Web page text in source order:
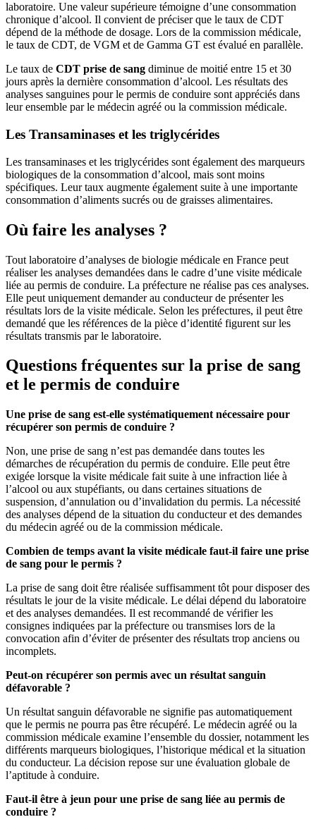
laboratoire. Une valeur supérieure témoigne d’une consommation
chronique d’alcool. Il convient de préciser que le taux de CDT
dépend de la méthode de dosage. Lors de la commission médicale,
le taux de CDT, de VGM et de Gamma GT est évalué en parallèle.
Le taux de CDT prise de sang diminue de moitié entre 15 et 30
jours après la dernière consommation d’alcool. Les résultats des
analyses sanguines pour le permis de conduire sont appréciés dans
leur ensemble par le médecin agréé ou la commission médicale.
Les Transaminases et les triglycérides
Les transaminases et les triglycérides sont également des marqueurs
biologiques de la consommation d’alcool, mais sont moins
spécifiques. Leur taux augmente également suite à une importante
consommation d’aliments sucrés ou de graisses alimentaires.
Où faire les analyses ?
Tout laboratoire d’analyses de biologie médicale en France peut
réaliser les analyses demandées dans le cadre d’une visite médicale
liée au permis de conduire. La préfecture ne réalise pas ces analyses.
Elle peut uniquement demander au conducteur de présenter les
résultats lors de la visite médicale. Selon les préfectures, il peut être
demandé que les références de la pièce d’identité figurent sur les
résultats transmis par le laboratoire.
Questions fréquentes sur la prise de sang
et le permis de conduire
Une prise de sang est-elle systématiquement nécessaire pour
récupérer son permis de conduire ?
Non, une prise de sang n’est pas demandée dans toutes les
démarches de récupération du permis de conduire. Elle peut être
exigée lorsque la visite médicale fait suite à une infraction liée à
l’alcool ou aux stupéfiants, ou dans certaines situations de
suspension, d’annulation ou d’invalidation du permis. La nécessité
des analyses dépend de la situation du conducteur et des demandes
du médecin agréé ou de la commission médicale.
Combien de temps avant la visite médicale faut-il faire une prise
de sang pour le permis ?
La prise de sang doit être réalisée suffisamment tôt pour disposer des
résultats le jour de la visite médicale. Le délai dépend du laboratoire
et des analyses demandées. Il est recommandé de vérifier les
consignes indiquées par la préfecture ou transmises lors de la
convocation afin d’éviter de présenter des résultats trop anciens ou
incomplets.
Peut-on récupérer son permis avec un résultat sanguin
défavorable ?
Un résultat sanguin défavorable ne signifie pas automatiquement
que le permis ne pourra pas être récupéré. Le médecin agréé ou la
commission médicale examine l’ensemble du dossier, notamment les
différents marqueurs biologiques, l’historique médical et la situation
du conducteur. La décision repose sur une évaluation globale de
l’aptitude à conduire.
Faut-il être à jeun pour une prise de sang liée au permis de
conduire ?